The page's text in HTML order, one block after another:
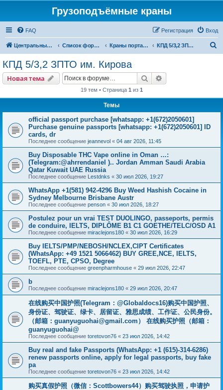
Грузоподъёмные краны
FAQ Вход
Регистрация
Центральный сайт Список форумов Краны портальные КПД 5/3,2 ЗПТО им. Кирова
КПД 5/3,2 ЗПТО им. Кирова
Новая тема Поиск
19 тем • Страница 1 из 1
Темы
official passport purchase [whatsapp: +1(672)2050601]
Purchase genuine passports [whatsapp: +1(672)2050601] ID
cards, dr
Последнее сообщение jeannevol « 04 авг 2026, 11:45
Buy Disposable THC Vape online in Oman …:
(Telegram:@ahrrendaniel ).. Jordan Amman Saudi Arabia
Qatar Kuwait UAE Russia
Последнее сообщение Lestdnks « 30 июл 2026, 19:27
WhatsApp +1(581) 942-4296 Buy Weed Hashish Cocaine in
Sydney Melbourne Brisbane Austr
Последнее сообщение penson « 30 июл 2026, 18:27
Postulez pour un vrai TEST DUOLINGO, passeports, permis
de conduire, IELTS, DIPLÔME B1 C1 GOETHE/TELC/OSD A1
Последнее сообщение miraclejons180 « 30 июл 2026, 16:29
Buy IELTS/PMP/NEBOSH/NCLEX,CIPT Certificates
(WhatsApp: +49 1521 5066462) BUY GREE,NCE, IELTS,
TOEFL, PTE, CPSO, Degree
Последнее сообщение greenpharmhouse « 29 июл 2026, 22:47
b
Последнее сообщение miraclejons180 « 29 июл 2026, 20:47
在线购买中国护照(Telegram：@Globaldocs16)购买中国护照、
身份证、驾驶证、绿卡、居留证、雅思成绩、工作证、公民身份。
（邮箱： guanyuguohai@gmail.com ） 在线购买护照（邮箱：
guanyuguohai@
Последнее сообщение toretovon76 « 23 июл 2026, 14:42
Buy real and fake Passports (WhatsApp: +1 (615)-314-6286)
renew passports online, apply for legal passports, buy fake
pa
Последнее сообщение toretovon76 « 23 июл 2026, 14:42
购买真假护照（微信：Scottbowers44）购买驾驶执照，申请护